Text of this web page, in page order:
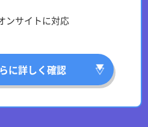
ンサイトに対応
に詳しく確認